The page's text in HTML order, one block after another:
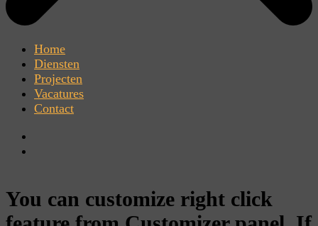
Home
Diensten
Projecten
Vacatures
Contact
You can customize right click